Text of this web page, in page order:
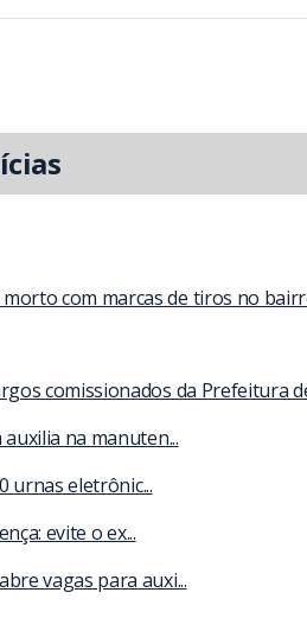
com marcas de tiros no
comissionados da Prefeitura
na manuten...
urnas eletrônic...
evite o ex...
vagas para auxi...